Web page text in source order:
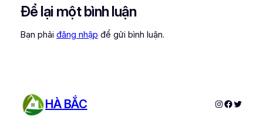
Để lại một bình luận
Bạn phải đăng nhập để gửi bình luận.
HÀ BẮC Instagram
Twitter